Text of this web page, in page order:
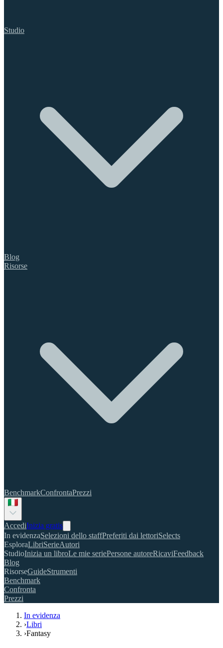
Studio
Blog
Risorse
BenchmarkConfrontaPrezzi
AccediInizia gratis
In evidenzaSelezioni dello staffPreferiti dai lettoriSelects
EsploraLibriSerieAutori
StudioInizia un libroLe mie seriePersone autoreRicaviFeedback
Blog
RisorseGuideStrumenti
Benchmark
Confronta
Prezzi
In evidenza
›Libri
›Fantasy